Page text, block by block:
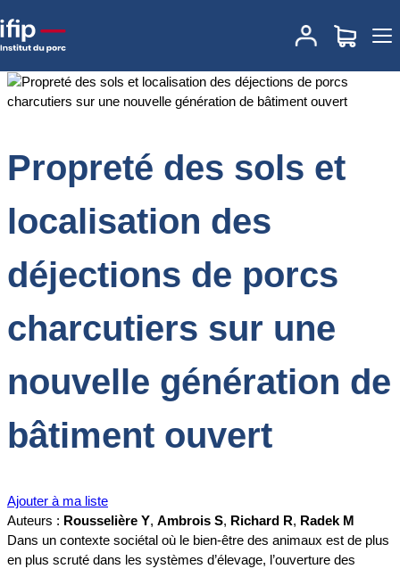
Accueil
Propreté des sols et localisation des
déjections de porcs charcutiers sur une nouvelle génération de
Propreté des sols et
localisation des
déjections de porcs
charcutiers sur une
nouvelle génération de
bâtiment ouvert
Ajouter à ma liste
Auteurs : Rousselière Y, Ambrois S, Richard R, Radek M
Dans un contexte sociétal où le bien-être des animaux est de plus
en plus scruté dans les systèmes d’élevage, l’ouverture des